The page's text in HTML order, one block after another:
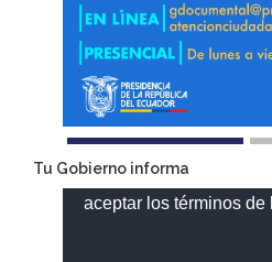
Tu Gobierno informa